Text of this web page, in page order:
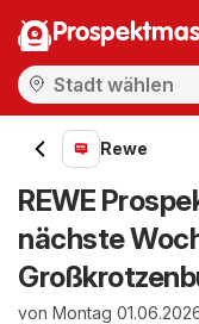
Rewe
REWE
nächste
von Montag